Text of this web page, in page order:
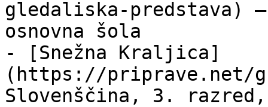
gledaliska-predstava)
osnovna šola
- [Snežna Kraljica]
(https://priprave.net/
Slovenščina, 3. razred,